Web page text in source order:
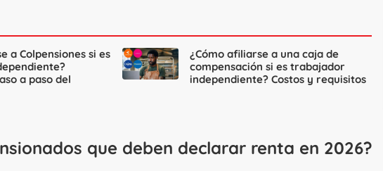
a Colpensiones si es
a paso del
¿Cómo afiliarse a una caja de
compensación si es trabajador
independiente? Costos y requisitos
que deben declarar renta en 2026?